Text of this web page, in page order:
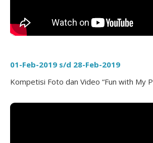
01-Feb-2019 s/d 28-Feb-2019
Kompetisi Foto dan Video “Fun with My